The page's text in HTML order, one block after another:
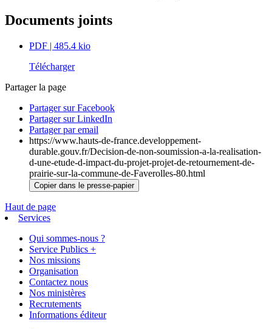
Documents joints
PDF | 485.4 kio
Télécharger
Partager la page
Partager sur Facebook
Partager sur LinkedIn
Partager par email
https://www.hauts-de-france.developpement-
durable.gouv.fr/Decision-de-non-soumission-a-la-realisation-
d-une-etude-d-impact-du-projet-projet-de-retournement-de-
prairie-sur-la-commune-de-Faverolles-80.html
Copier dans le presse-papier
Haut de page
Services
Qui sommes-nous ?
Service Publics +
Nos missions
Organisation
Contactez nous
Nos ministères
Recrutements
Informations éditeur